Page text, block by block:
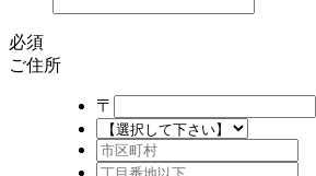
必須
ご住所
〒